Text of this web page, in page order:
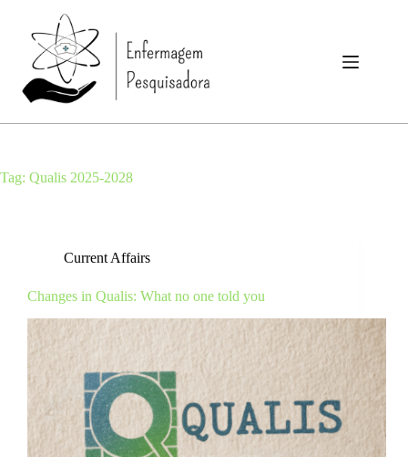
content
Tag: Qualis 2025-2028
Current Affairs
Changes in Qualis: What no one told you